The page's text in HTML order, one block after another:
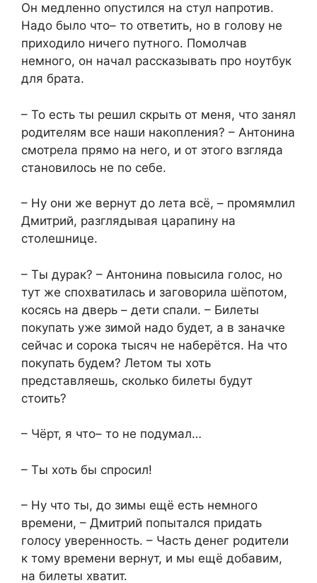
Он медленно опустился на стул напротив.
Надо было что– то ответить, но в голову не
приходило ничего путного. Помолчав
немного, он начал рассказывать про ноутбук
для брата.
– То есть ты решил скрыть от меня, что занял
родителям все наши накопления? – Антонина
смотрела прямо на него, и от этого взгляда
становилось не по себе.
– Ну они же вернут до лета всё, – промямлил
Дмитрий, разглядывая царапину на
столешнице.
– Ты дурак? – Антонина повысила голос, но
тут же спохватилась и заговорила шёпотом,
косясь на дверь – дети спали. – Билеты
покупать уже зимой надо будет, а в заначке
сейчас и сорока тысяч не наберётся. На что
покупать будем? Летом ты хоть
представляешь, сколько билеты будут
стоить?
– Чёрт, я что– то не подумал…
– Ты хоть бы спросил!
– Ну что ты, до зимы ещё есть немного
времени, – Дмитрий попытался придать
голосу уверенность. – Часть денег родители
к тому времени вернут, и мы ещё добавим,
на билеты хватит.